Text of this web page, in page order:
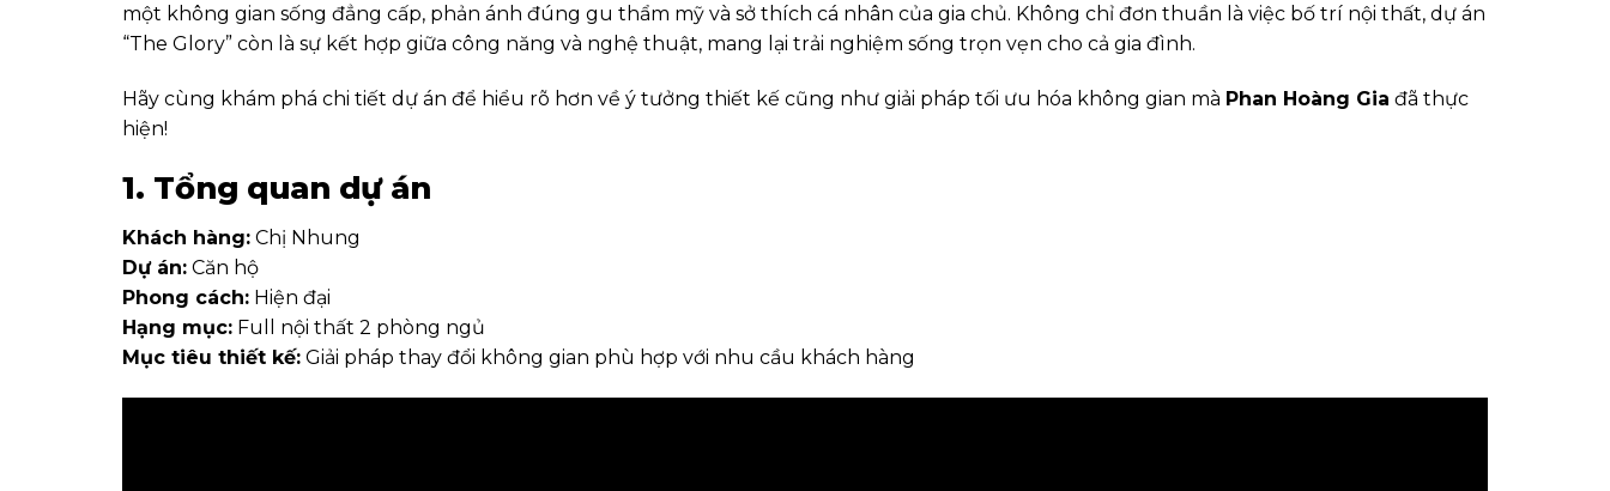
một không gian sống đẳng cấp, phản ánh đúng gu thẩm mỹ và sở thích cá nhân của gia chủ. Không chỉ đơn thuần là việc bố trí nội thất, dự án
“The Glory” còn là sự kết hợp giữa công năng và nghệ thuật, mang lại trải nghiệm sống trọn vẹn cho cả gia đình.
Hãy cùng khám phá chi tiết dự án để hiểu rõ hơn về ý tưởng thiết kế cũng như giải pháp tối ưu hóa không gian mà Phan Hoàng Gia đã thực
hiện!
1. Tổng quan dự án
Khách hàng: Chị Nhung
Dự án: Căn hộ
Phong cách: Hiện đại
Hạng mục: Full nội thất 2 phòng ngủ
Mục tiêu thiết kế: Giải pháp thay đổi không gian phù hợp với nhu cầu khách hàng